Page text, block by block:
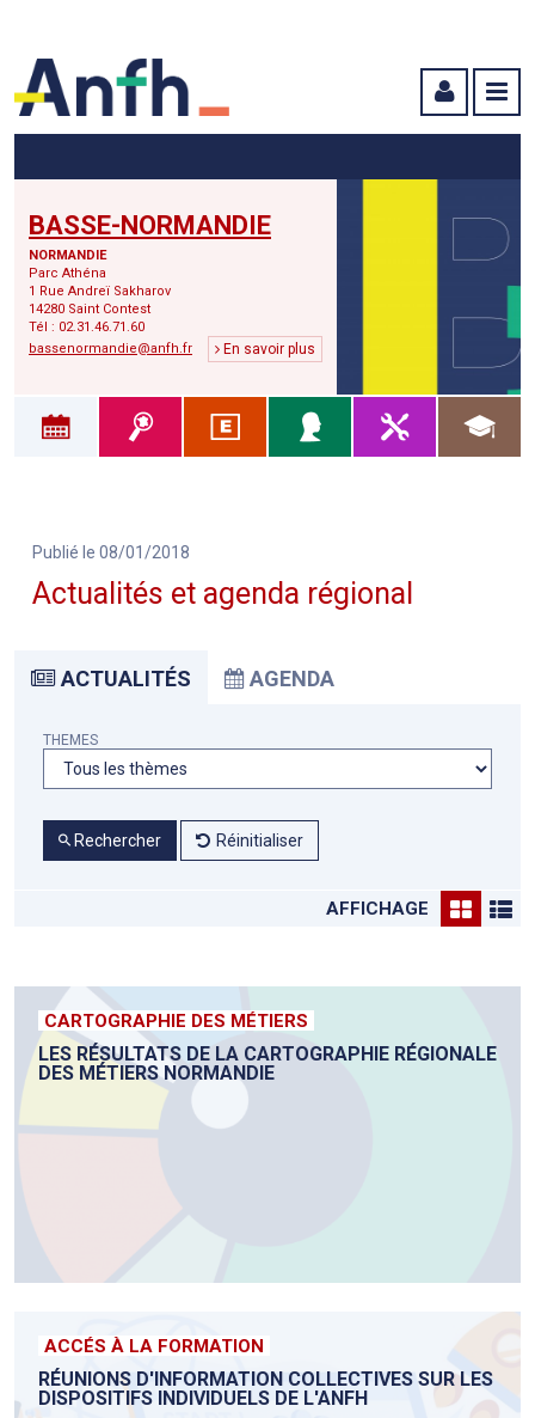
BASSE-NORMANDIE
NORMANDIE
Parc Athéna
1 Rue Andreï Sakharov
14280 Saint Contest
Tél : 02.31.46.71.60
bassenormandie@anfh.fr
En savoir plus
Publié le 08/01/2018
Actualités et agenda régional
ACTUALITÉS AGENDA
THEMES
Rechercher Réinitialiser
AFFICHAGE
CARTOGRAPHIE DES MÉTIERS
LES RÉSULTATS DE LA CARTOGRAPHIE RÉGIONALE
DES MÉTIERS NORMANDIE
ACCÉS À LA FORMATION
RÉUNIONS D'INFORMATION COLLECTIVES SUR LES
DISPOSITIFS INDIVIDUELS DE L'ANFH